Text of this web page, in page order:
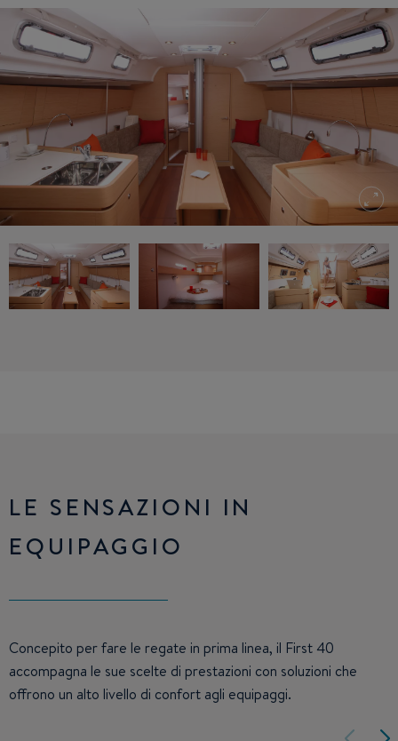
LE SENSAZIONI IN
EQUIPAGGIO
Concepito per fare le regate in prima linea, il First 40
accompagna le sue scelte di prestazioni con soluzioni che
offrono un alto livello di confort agli equipaggi.